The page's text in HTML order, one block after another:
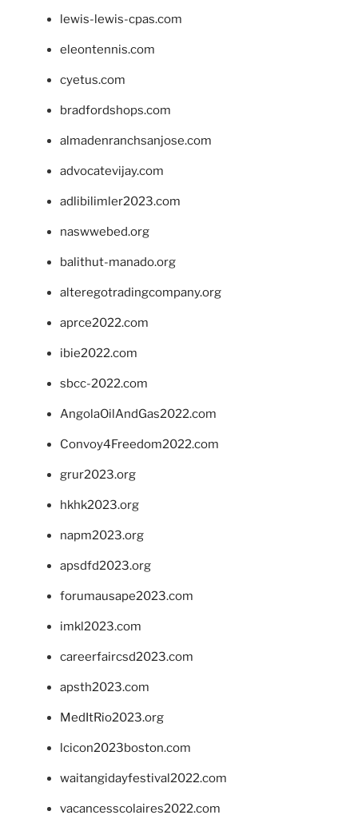
lewis-lewis-cpas.com
eleontennis.com
cyetus.com
bradfordshops.com
almadenranchsanjose.com
advocatevijay.com
adlibilimler2023.com
naswwebed.org
balithut-manado.org
alteregotradingcompany.org
aprce2022.com
ibie2022.com
sbcc-2022.com
AngolaOilAndGas2022.com
Convoy4Freedom2022.com
grur2023.org
hkhk2023.org
napm2023.org
apsdfd2023.org
forumausape2023.com
imkl2023.com
careerfaircsd2023.com
apsth2023.com
MedItRio2023.org
lcicon2023boston.com
waitangidayfestival2022.com
vacancesscolaires2022.com